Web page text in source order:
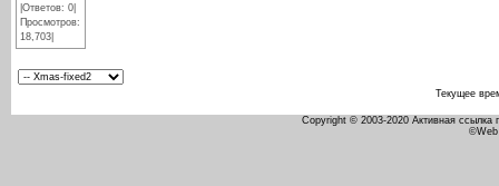
|Ответов: 0|
Просмотров:
18,703|
Текущее
Copyright © 2003-2020 Активная ссылка